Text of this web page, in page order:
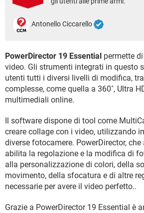
TIKTOK
HARDWARE
Antonello Ciccarello
PowerDirector 19 Essential permette
video. Gli strumenti integrati in questo
utenti tutti i diversi livelli di modifica,
complesse, come quella a 360˚, Ultra
multimediali online.
Il software dispone di tool come
creare collage con i video, utilizzando
diverse fotocamere. PowerDirector,
abilita la regolazione e la modifica di
alla personalizzazione di colori, della
movimento, della sfocatura e di altre
necessarie per avere il video perfetto..
Grazie a PowerDirector 19 Essential è